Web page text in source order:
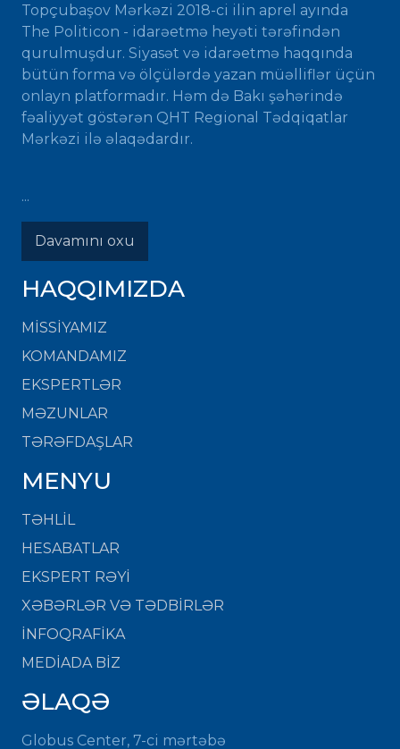
Topçubaşov Mərkəzi 2018-ci ilin aprel ayında
The Politicon - idarəetmə heyəti tərəfindən
qurulmuşdur. Siyasət və idarəetmə haqqında
bütün forma və ölçülərdə yazan müəlliflər üçün
onlayn platformadır. Həm də Bakı şəhərində
fəaliyyət göstərən QHT Regional Tədqiqatlar
Mərkəzi ilə əlaqədardır.
...
Davamını oxu
HAQQIMIZDA
MISSIYAMIZ
KOMANDAMIZ
EKSPERTLƏR
MƏZUNLAR
TƏRƏFDAŞLAR
MENYU
TƏHLİL
HESABATLAR
EKSPERT RƏYİ
XƏBƏRLƏR VƏ TƏDBİRLƏR
İNFOQRAFİKA
MEDİADA BİZ
ƏLAQƏ
Globus Center, 7-ci mərtəbə